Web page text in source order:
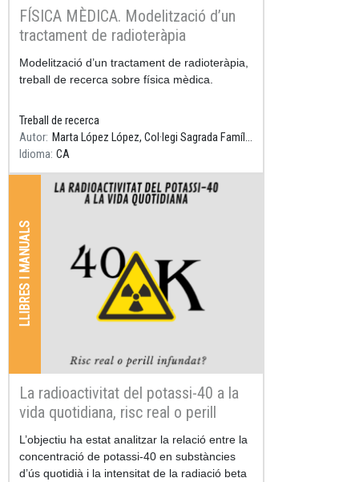
FÍSICA MÈDICA. Modelització d’un
tractament de radioteràpia
Resum
Modelització d’un tractament de radioteràpia,
treball de recerca sobre física mèdica.
Treball de recerca
Autor
Marta López López, Col·legi Sagrada Família Gavà, Tutor: Daniel Parcerisas
Idioma CA
LLIBRES I MANUALS
La radioactivitat del potassi-40 a la
vida quotidiana, risc real o perill
infundat?
Resum
L’objectiu ha estat analitzar la relació entre la
concentració de potassi-40 en substàncies
d’ús quotidià i la intensitat de la radiació beta